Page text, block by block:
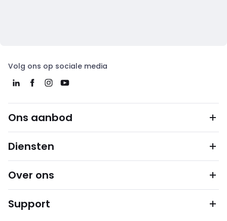
Volg ons op sociale media
Ons aanbod
Diensten
Over ons
Support